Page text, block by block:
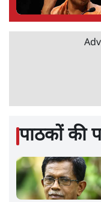
पाठकों की